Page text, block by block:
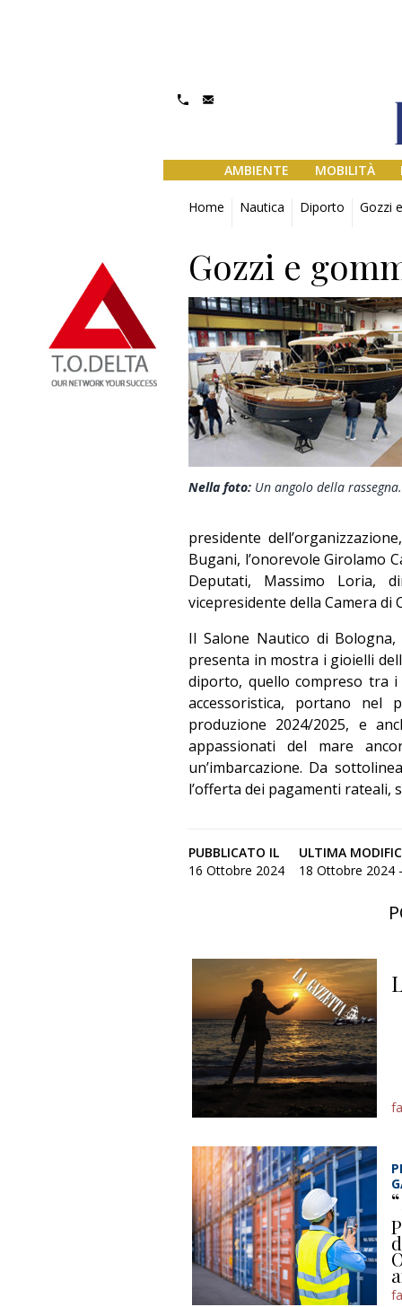
AMBIENTE MOBILITÀ
Home Nautica Diporto Gozzi
Gozzi e
Nella foto: Un angolo della rassegna.
presidente
Bugani, l’onorevole Girolamo
Deputati, Massimo Loria,
vicepresidente della Camera di
Il Salone Nautico di
presenta in mostra i gioielli
diporto, quello compreso tra
accessoristica, portano
produzione 2024/2025, e
appassionati del mare
un’imbarcazione. Da
l’offerta dei pagamenti rateali,
PUBBLICATO IL
16 Ottobre 2024
ULTIMA
18 Ottobre 2024